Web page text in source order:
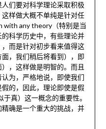
们要对科学理论采取积极
样做大概不单纯是针对任
with any theory（特别是当
科学历史中，有些理论并
而是针对初步看来值得这
，我们稍后将看到），即
，这样做是明智的。而且
为，严格地说，即使我们
的，因此，理论即使是假
真）这一概念的重要性。
确是一个重大的挑战，并